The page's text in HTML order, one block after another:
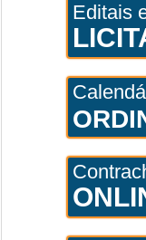
Editais